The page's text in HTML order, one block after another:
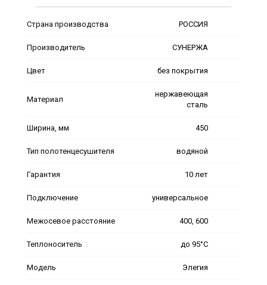
Страна производства РОССИЯ
Производитель СУНЕРЖА
Цвет без покрытия
Материал
нержавеющая
сталь
Ширина, мм 450
Тип полотенцесушителя водяной
Гарантия 10 лет
Подключение универсальное
Межосевое расстояние 400, 600
Теплоноситель до 95°С
Модель Элегия